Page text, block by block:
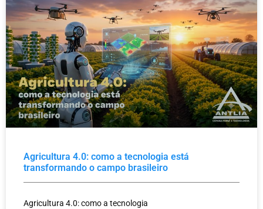
Agricultura 4.0: como a tecnologia está
transformando o campo brasileiro
Agricultura 4.0: como a tecnologia